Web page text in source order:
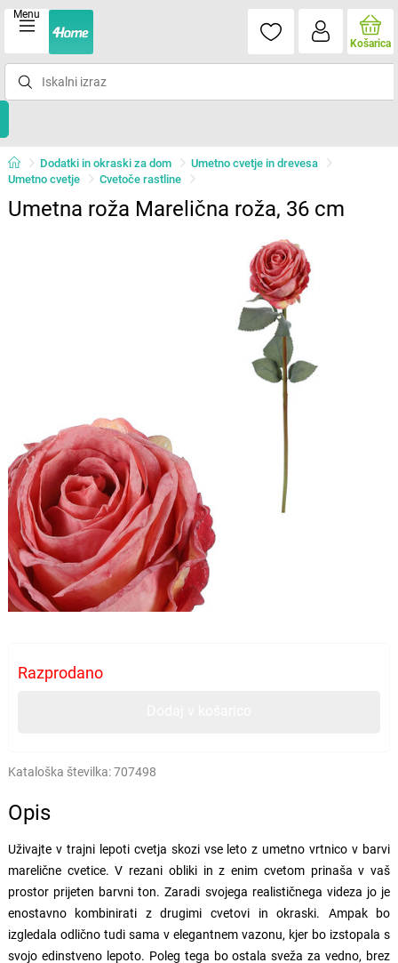
Menu
Košarica
Dodatki in okraski za dom
Umetno cvetje in drevesa
Umetno cvetje
Cvetoče rastline
Umetna roža Marelična roža, 36 cm
Razprodano
Kataloška številka:707498
Opis
Uživajte v trajni lepoti cvetja skozi vse leto z umetno vrtnico v barvi
marelične cvetice. V rezani obliki in z enim cvetom prinaša v vaš
prostor prijeten barvni ton. Zaradi svojega realističnega videza jo je
enostavno kombinirati z drugimi cvetovi in okraski. Ampak bo
izgledala odlično tudi sama v elegantnem vazonu, kjer bo izstopala s
svojo edinstveno lepoto. Poleg tega bo ostala sveža za vedno, brez